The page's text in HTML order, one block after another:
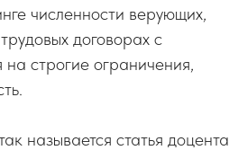
численности верующих,
договорах с
строгие ограничения,
называется статья доцента